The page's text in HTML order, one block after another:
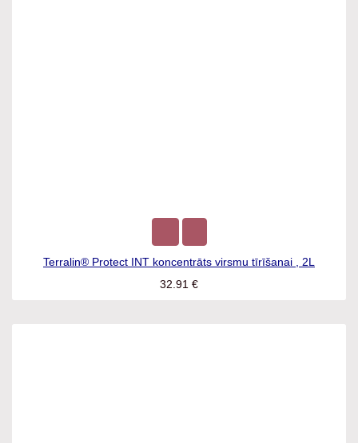
Terralin® Protect INT koncentrāts virsmu tīrīšanai , 2L
32.91€